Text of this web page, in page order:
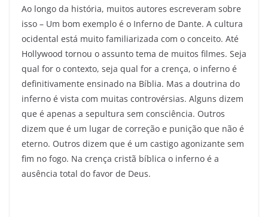
Ao longo da história, muitos autores escreveram sobre
isso – Um bom exemplo é o Inferno de Dante. A cultura
ocidental está muito familiarizada com o conceito. Até
Hollywood tornou o assunto tema de muitos filmes. Seja
qual for o contexto, seja qual for a crença, o inferno é
definitivamente ensinado na Bíblia. Mas a doutrina do
inferno é vista com muitas controvérsias. Alguns dizem
que é apenas a sepultura sem consciência. Outros
dizem que é um lugar de correção e punição que não é
eterno. Outros dizem que é um castigo agonizante sem
fim no fogo. Na crença cristã bíblica o inferno é a
ausência total do favor de Deus.